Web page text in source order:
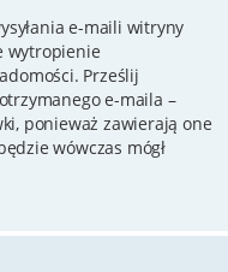
e-maili witryny
wytropienie
Prześlij
e-maila –
ponieważ zawierają one
wówczas mógł